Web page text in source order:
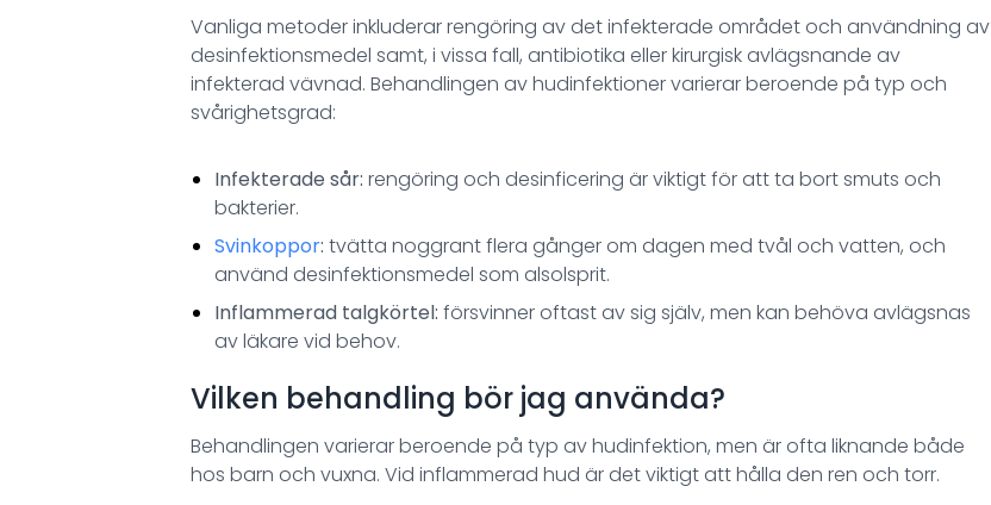
Vanliga metoder inkluderar rengöring av det infekterade området och användning av
desinfektionsmedel samt, i vissa fall, antibiotika eller kirurgisk avlägsnande av
infekterad vävnad. Behandlingen av hudinfektioner varierar beroende på typ och
svårighetsgrad:
Infekterade sår: rengöring och desinficering är viktigt för att ta bort smuts och
bakterier.
Svinkoppor: tvätta noggrant flera gånger om dagen med tvål och vatten, och
använd desinfektionsmedel som alsolsprit.
Inflammerad talgkörtel: försvinner oftast av sig själv, men kan behöva avlägsnas
av läkare vid behov.
Vilken behandling bör jag använda?
Behandlingen varierar beroende på typ av hudinfektion, men är ofta liknande både
hos barn och vuxna. Vid inflammerad hud är det viktigt att hålla den ren och torr.